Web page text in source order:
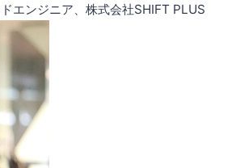
エンジニア、株式会社SHIFT PLUS